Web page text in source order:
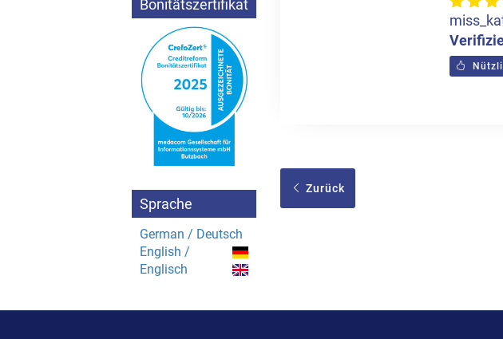
Zurück
Bonitätszertifikat
Sprache
German / Deutsch
English /
Englisch